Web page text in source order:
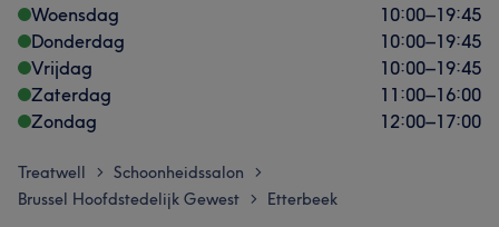
Woensdag
10:00–19:45
Donderdag
10:00–19:45
Vrijdag
10:00–19:45
Zaterdag
11:00–16:00
Zondag
12:00–17:00
Treatwell > Schoonheidssalon >
Brussel Hoofdstedelijk Gewest > Etterbeek